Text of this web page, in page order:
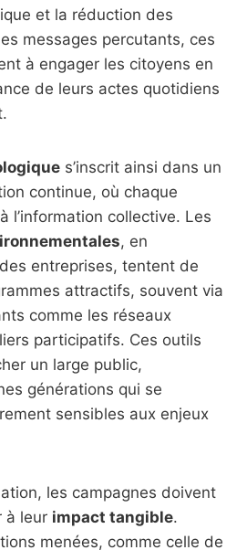
et la réduction des
messages percutants, ces
à engager les citoyens en
de leurs actes quotidiens
s’inscrit ainsi dans un
continue, où chaque
l’information collective. Les
, en
entreprises, tentent de
attractifs, souvent via
comme les réseaux
participatifs. Ces outils
un large public,
générations qui se
sensibles aux enjeux
les campagnes doivent
à leur impact tangible.
menées, comme celle de